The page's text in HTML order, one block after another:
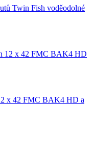
Twin Fish voděodolné
x 42 FMC BAK4 HD a